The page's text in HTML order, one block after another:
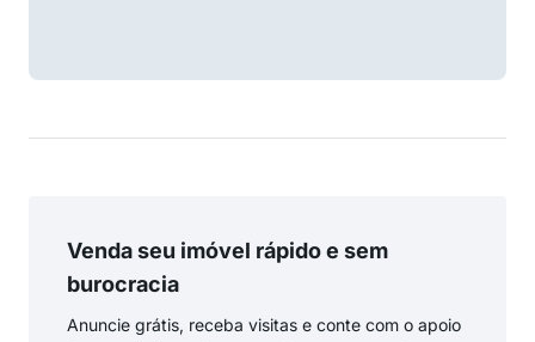
Venda seu imóvel rápido e sem
burocracia
Anuncie grátis, receba visitas e conte com o apoio